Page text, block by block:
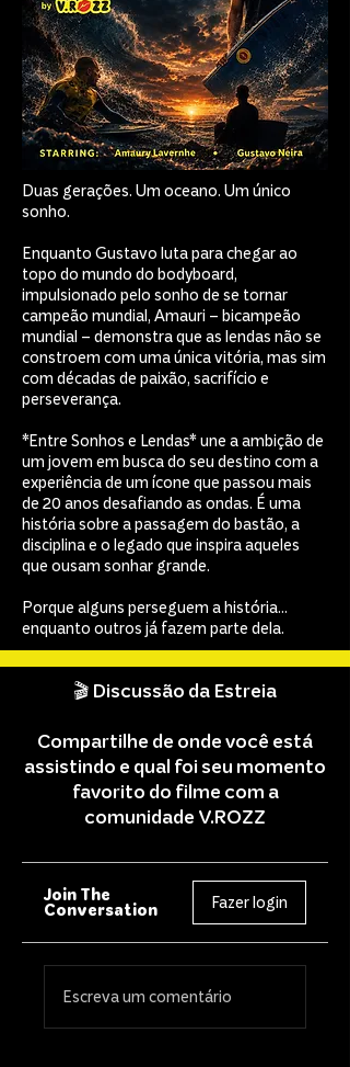
Duas gerações. Um oceano. Um único
sonho.
Enquanto Gustavo luta para chegar ao
topo do mundo do bodyboard,
impulsionado pelo sonho de se tornar
campeão mundial, Amauri – bicampeão
mundial – demonstra que as lendas não se
constroem com uma única vitória, mas sim
com décadas de paixão, sacrifício e
perseverança.
*Entre Sonhos e Lendas* une a ambição de
um jovem em busca do seu destino com a
experiência de um ícone que passou mais
de 20 anos desafiando as ondas. É uma
história sobre a passagem do bastão, a
disciplina e o legado que inspira aqueles
que ousam sonhar grande.
Porque alguns perseguem a história...
enquanto outros já fazem parte dela.
🎬 Discussão da Estreia
Compartilhe de onde você está
assistindo e qual foi seu momento
favorito do filme com a
comunidade V.ROZZ
Join The
Conversation Fazer login
Escreva um comentário